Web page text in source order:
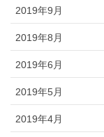
2019年9月
2019年8月
2019年6月
2019年5月
2019年4月